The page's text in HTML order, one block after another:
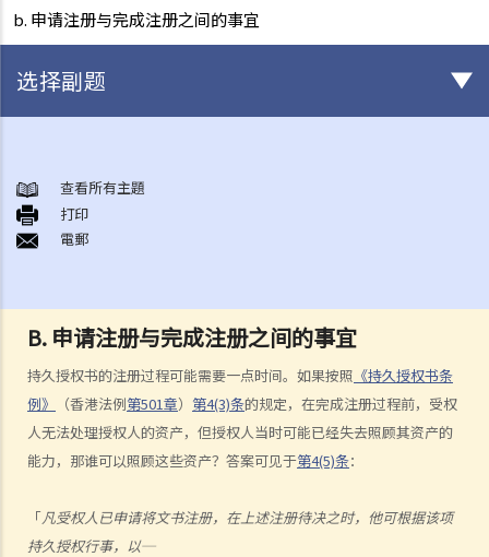
b. 申请注册与完成注册之间的事宜
B. 申请注册与完成注册之间的事宜
持久授权书的注册过程可能需要一点时间。如果按照 《持久授权书条
例》
（香港法例第501章） 第4(3)条的规定，在完成注册过程前，受权
人无法处理授权人的资产，但授权人当时可能已经失去照顾其资产的
能力，那谁可以照顾这些资产？答案可见于第4(5)条：
「凡受权人已申请将文书注册，在上述注册待决之时，他可根据该项
持久授权行事，以─
选择副题
持久授权书的精要和它可达致的实效
1. 相关法律
1. 我年纪已老，打算让儿子替我照顾我的财政事务。他是一位好人，我
任何合法的事。我也知道它简单、直接、有效，涉及的法律费用也不
多。对我来说，这应该是完美的解决方案吧？
2. 受权人的权限、责任和法律责任
a. 权限
神上失去行为能力时，有人照顾我的财政事务。这似乎是个好主意。那
我只要签署一份持久授权书，委任我的儿子作为受权人，他便可以替我
打点一切事务，对吗？
查看所有主題
打印
電郵